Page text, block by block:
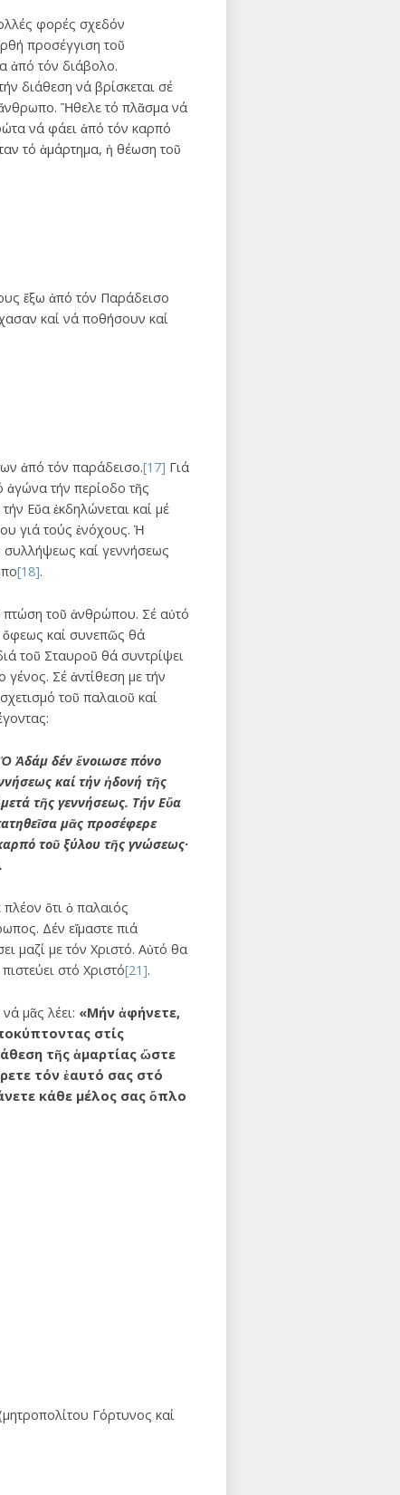
φορές σχεδόν
προσέγγιση τοῦ
ἀπό τόν διάβολο.
διάθεση νά βρίσκεται σέ
ἄνθρωπο. Ἤθελε τό πλᾶσμα νά
νά φάει ἀπό τόν καρπό
τό ἁμάρτημα, ἡ θέωση τοῦ
ἔξω ἀπό τόν Παράδεισο
καί νά ποθήσουν καί
ἀπό τόν παράδεισο.[17] Γιά
ἀγώνα τήν περίοδο τῆς
Εὔα ἐκδηλώνεται καί μέ
γιά τούς ἐνόχους. Ἡ
συλλήψεως καί γεννήσεως
[18].
πτώση τοῦ ἀνθρώπου. Σέ αὐτό
ὄφεως καί συνεπῶς θά
τοῦ Σταυροῦ θά συντρίψει
Σέ ἀντίθεση με τήν
τοῦ παλαιοῦ καί
Ἀδάμ δέν ἔνοιωσε πόνο
καί τήν ἡδονή τῆς
τῆς γεννήσεως. Τήν Εὔα
μᾶς προσέφερε
τοῦ ξύλου τῆς γνώσεως·
.
ὅτι ὁ παλαιός
Δέν εἴμαστε πιά
μαζί με τόν Χριστό. Αὐτό θα
στό Χριστό[21].
μᾶς λέει: «Μήν ἀφήνετε,
στίς
τῆς ἁμαρτίας ὥστε
τόν ἐαυτό σας στό
κάθε μέλος σας ὄπλο
Γόρτυνος καί